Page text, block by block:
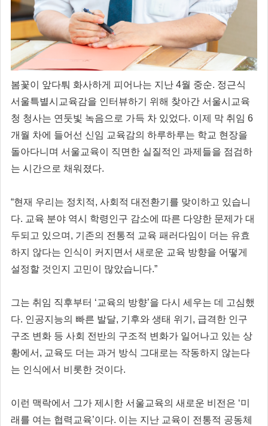
봄꽃이 앞다퉈 화사하게 피어나는 지난 4월 중순. 정근식
서울특별시교육감을 인터뷰하기 위해 찾아간 서울시교육
청 청사는 연둣빛 녹음으로 가득 차 있었다. 이제 막 취임 6
개월 차에 들어선 신임 교육감의 하루하루는 학교 현장을
돌아다니며 서울교육이 직면한 실질적인 과제들을 점검하
는 시간으로 채워졌다.
“현재 우리는 정치적, 사회적 대전환기를 맞이하고 있습니
다. 교육 분야 역시 학령인구 감소에 따른 다양한 문제가 대
두되고 있으며, 기존의 전통적 교육 패러다임이 더는 유효
하지 않다는 인식이 커지면서 새로운 교육 방향을 어떻게
설정할 것인지 고민이 많았습니다.”
그는 취임 직후부터 ‘교육의 방향’을 다시 세우는 데 고심했
다. 인공지능의 빠른 발달, 기후와 생태 위기, 급격한 인구
구조 변화 등 사회 전반의 구조적 변화가 일어나고 있는 상
황에서, 교육도 더는 과거 방식 그대로는 작동하지 않는다
는 인식에서 비롯한 것이다.
이런 맥락에서 그가 제시한 서울교육의 새로운 비전은 ‘미
래를 여는 협력교육’이다. 이는 지난 교육이 전통적 공동체